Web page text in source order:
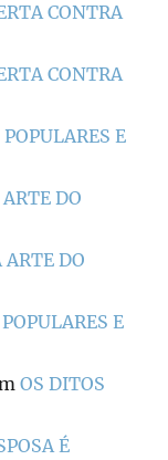
CONTRA
CONTRA
E
DO
DO
E
OS DITOS
É